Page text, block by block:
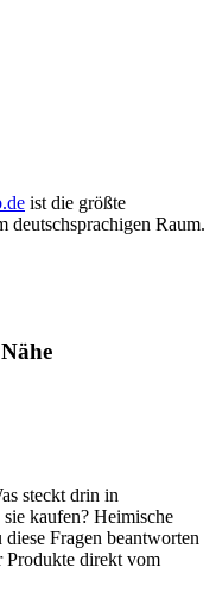
ist die größte
Raum.
steckt drin in
kaufen? Heimische
Fragen beantworten
direkt vom